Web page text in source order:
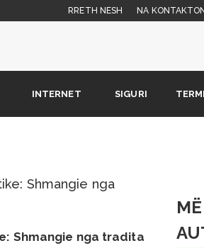
RRETH NESH NA KONTAKTONI
INTERNET SIGURI
Shmangie nga tradita